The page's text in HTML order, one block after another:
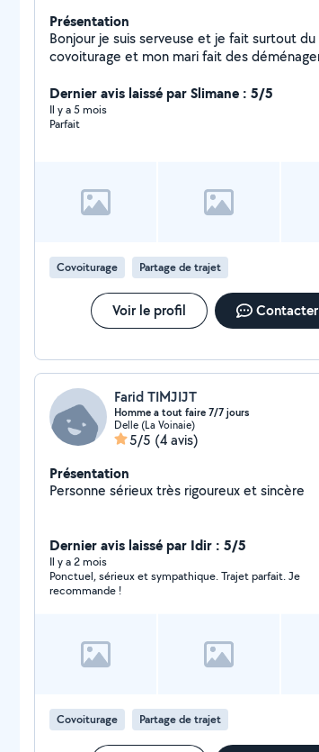
Présentation
Bonjour je suis serveuse et je fait surtout du
covoiturage et mon mari fait des
.Dernier avis laissé par Slimane : 5/5
Il y a 5 mois
Parfait
Covoiturage Partage de trajet
Voir le profil Contacter
Farid TIMJIJT
Homme a tout faire 7/7 jours
Delle (La Voinaie)
5/5 (4 avis)
Présentation
Personne sérieux très rigoureux et sincère
Dernier avis laissé par Idir : 5/5
Il y a 2 mois
Ponctuel, sérieux et sympathique. Trajet parfait. Je
recommande !
Covoiturage Partage de trajet